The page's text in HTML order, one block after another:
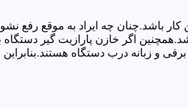
باشد.چنان چه ایراد به موقع رفع
اگر خازن پارازیت گیر
و زبانه درب دستگاه هستند.بنابراین